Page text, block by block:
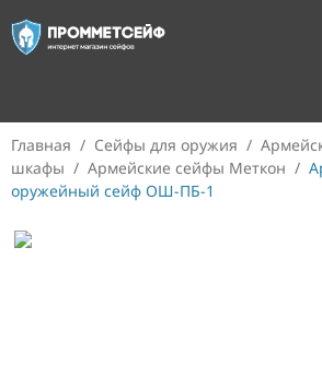
Главная / Сейфы для оружия /
шкафы / Армейские сейфы Меткон /
оружейный сейф ОШ-ПБ-1